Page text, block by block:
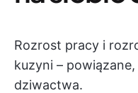
Rozrost pracy i
kuzyni –
dziwactwa.